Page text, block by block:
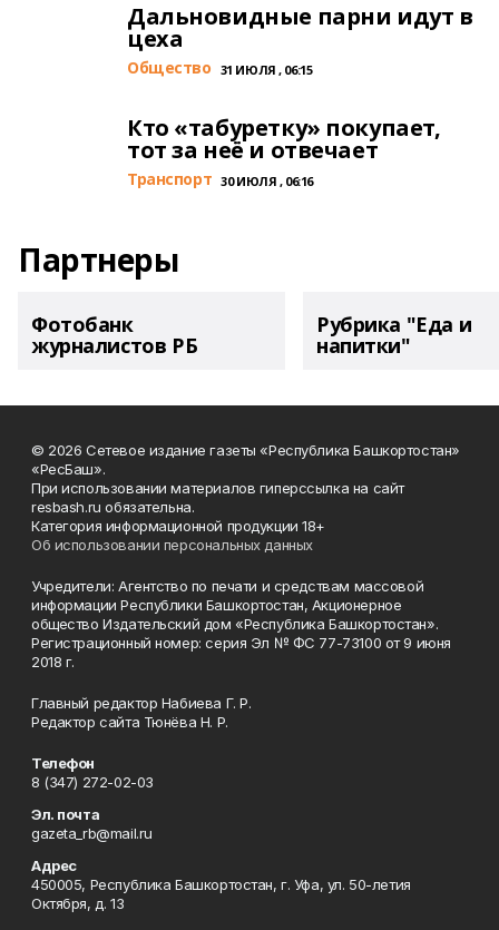
Дальновидные парни идут в
цеха
Общество 31 ИЮЛЯ , 06:15
Кто «табуретку» покупает,
тот за неё и отвечает
Транспорт 30 ИЮЛЯ , 06:16
Партнеры
Фотобанк
журналистов РБ
Рубрика "Еда и
напитки"
© 2026 Сетевое издание газеты «Республика Башкортостан»
«РесБаш».
При использовании материалов гиперссылка на сайт
resbash.ru обязательна.
Категория информационной продукции 18+
Об использовании персональных данных
Учредители: Агентство по печати и средствам массовой
информации Республики Башкортостан, Акционерное
общество Издательский дом «Республика Башкортостан».
Регистрационный номер: серия Эл № ФС 77-73100 от 9 июня
2018 г.
Главный редактор Набиева Г. Р.
Редактор сайта Тюнёва Н. Р.
Телефон
8 (347) 272-02-03
Эл. почта
gazeta_rb@mail.ru
Адрес
450005, Республика Башкортостан, г. Уфа, ул. 50-летия
Октября, д. 13